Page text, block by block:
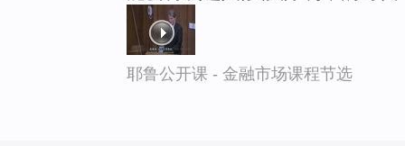
耶鲁公开课 - 金融市场课程节选